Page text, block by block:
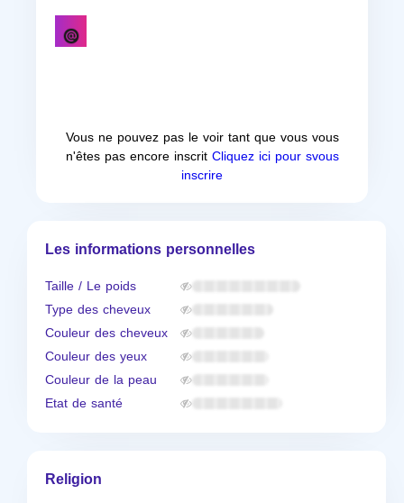
Vous ne pouvez pas le voir tant que vous vous
n'êtes pas encore inscritCliquez ici pour svous
inscrire
Les informations personnelles
Taille / Le poids
Type des cheveux
Couleur des cheveux
Couleur des yeux
Couleur de la peau
Etat de santé
Religion